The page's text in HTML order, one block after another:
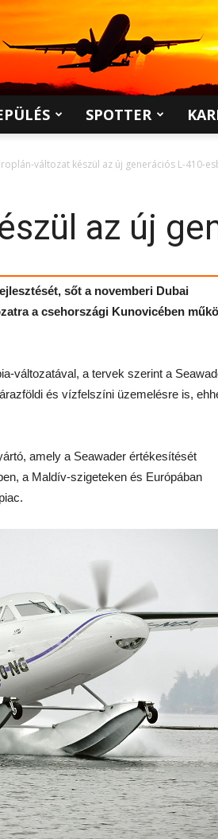
SPOTTER
változat készül az új generációs L-410-
az új
sőt a novemberi Dubai
a csehországi Kunovicében
változatával, a tervek szerint a
és vízfelszíni üzemelésre is,
amely a Seawader értékesítését
a Maldív-szigeteken és Európában